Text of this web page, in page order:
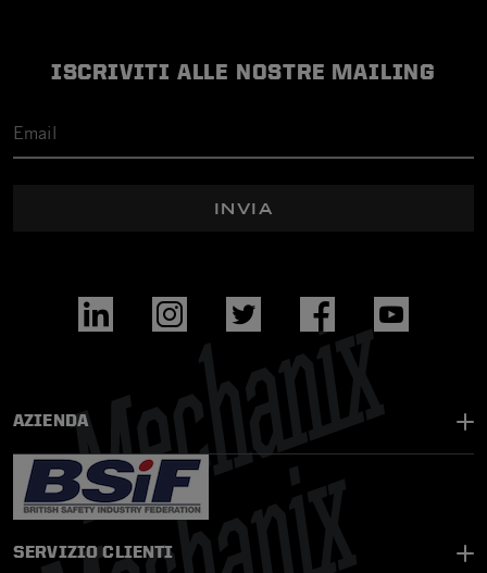
ISCRIVITI ALLE NOSTRE MAILING
INVIA
AZIENDA
SERVIZIO CLIENTI